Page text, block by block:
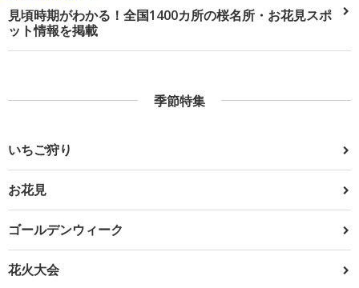
見頃時期がわかる！全国1400カ所の桜名所・お花見スポ
ット情報を掲載
季節特集
いちご狩り
お花見
ゴールデンウィーク
花火大会